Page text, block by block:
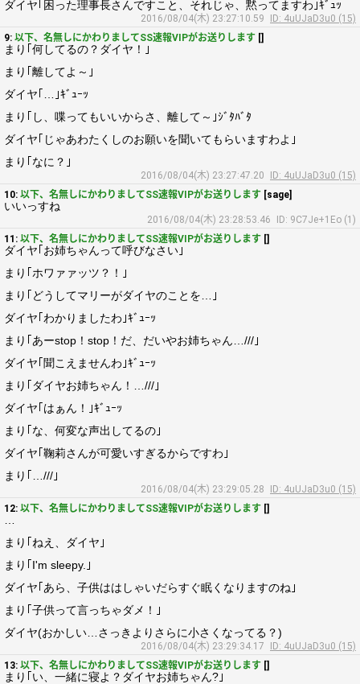
ダイヤ｢困った理事長さんですこと、それじゃ、黙ってますわ｣ｷﾞｭｯ
2016/08/04(木) 23:27:10.59
ID: 4uUJaD3u0 (15)
9: 以下、名無しにかわりましてSS速報VIPがお送りします []
まり｢何してるの？ダイヤ！｣
まり｢離してよ～｣
ダイヤ｢…｣ｷﾞｭｰｯ
まり｢し、喋ってもいいからさ、離して～｣ｼﾞﾀﾊﾞﾀ
ダイヤ｢じゃあわたくしのお願いを聞いてもらいますわよ｣
まり｢なに？｣
2016/08/04(木) 23:27:47.20
ID: 4uUJaD3u0 (15)
10: 以下、名無しにかわりましてSS速報VIPがお送りします [sage]
いいっすね
2016/08/04(木) 23:28:53.46
ID: 9C7Je+1Eo (1)
11: 以下、名無しにかわりましてSS速報VIPがお送りします []
ダイヤ｢お姉ちゃんって呼びなさい｣
まり｢ホワァァッツ？！｣
まり｢どうしてマリーがダイヤのことを…｣
ダイヤ｢わかりましたわ｣ｷﾞｭｰｯ
まり｢あーstop！stop！だ、だいやお姉ちゃん…///｣
ダイヤ｢聞こえませんわ｣ｷﾞｭｰｯ
まり｢ダイヤお姉ちゃん！…///｣
ダイヤ｢はぁん！｣ｷﾞｭｰｯ
まり｢な、何変な声出してるの｣
ダイヤ｢鞠莉さんが可愛いすぎるからですわ｣
まり｢…///｣
2016/08/04(木) 23:29:05.28
ID: 4uUJaD3u0 (15)
12: 以下、名無しにかわりましてSS速報VIPがお送りします []
まり｢ねえ、ダイヤ｣
まり｢I'm sleepy.｣
ダイヤ｢あら、子供ははしゃいだらすぐ眠くなりますのね｣
まり｢子供って言っちゃダメ！｣
ダイヤ(おかしい…さっきよりさらに小さくなってる？)
2016/08/04(木) 23:29:34.17
ID: 4uUJaD3u0 (15)
13: 以下、名無しにかわりましてSS速報VIPがお送りします []
まり｢い、一緒に寝よ？ダイヤお姉ちゃん?｣